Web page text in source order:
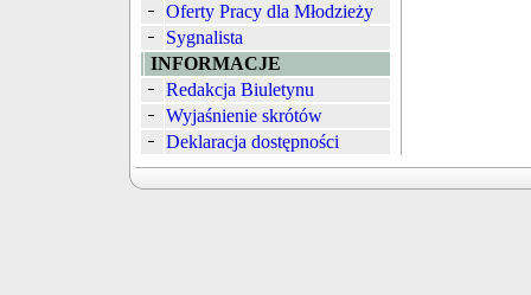
Oferty Pracy dla Młodzieży
Sygnalista
INFORMACJE
Redakcja Biuletynu
Wyjaśnienie skrótów
Deklaracja dostępności